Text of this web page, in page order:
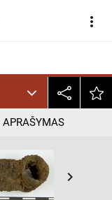
more_vert
APRAŠYMAS
keyboard_arrow_right